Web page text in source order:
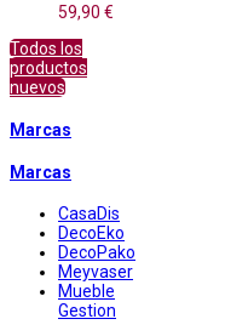
59,90 €
Todos los
productos
nuevos
Marcas
Marcas
CasaDis
DecoEko
DecoPako
Meyvaser
Mueble
Gestion